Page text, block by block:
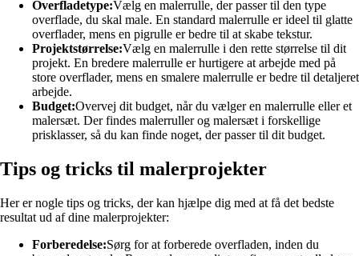
Overfladetype:Vælg en malerrulle, der passer til den type
overflade, du skal male. En standard malerrulle er ideel til glatte
overflader, mens en pigrulle er bedre til at skabe tekstur.
Projektstørrelse:Vælg en malerrulle i den rette størrelse til dit
projekt. En bredere malerrulle er hurtigere at arbejde med på
store overflader, mens en smalere malerrulle er bedre til detaljeret
arbejde.
Budget:Overvej dit budget, når du vælger en malerrulle eller et
malersæt. Der findes malerruller og malersæt i forskellige
prisklasser, så du kan finde noget, der passer til dit budget.
Tips og tricks til malerprojekter
Her er nogle tips og tricks, der kan hjælpe dig med at få det bedste
resultat ud af dine malerprojekter:
Forberedelse:Sørg for at forberede overfladen, inden du